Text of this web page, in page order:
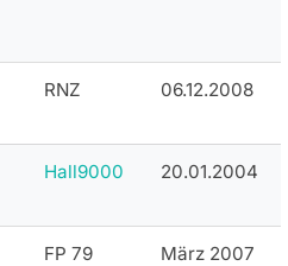
RNZ 06.12.2008
Hall9000 20.01.2004
FP 79 März 2007